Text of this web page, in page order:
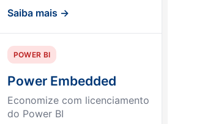
Saiba mais →
POWER BI
Power Embedded
Economize com licenciamento
do Power BI